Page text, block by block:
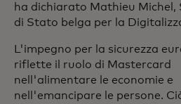
ha dichiarato Mathieu Michel,
di Stato belga per la
L'impegno per la sicurezza
riflette il ruolo di Mastercard
nell'alimentare le economie e
nell'emancipare le persone.